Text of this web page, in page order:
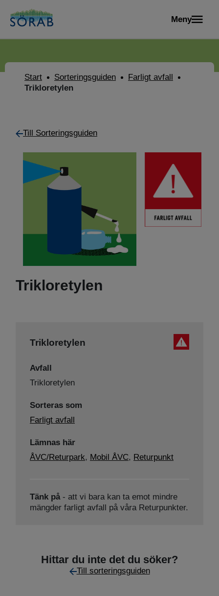
Meny
Start Sorteringsguiden
Farligt avfall
Trikloretylen
Till Sorteringsguiden
Trikloretylen
Trikloretylen
Avfall
Trikloretylen
Sorteras som
Farligt avfall
Lämnas här
ÅVC/Returpark, Mobil ÅVC, Returpunkt
Tänk på- att vi bara kan ta emot mindre
mängder farligt avfall på våra Returpunkter.
Hittar du inte det du söker?
Till sorteringsguiden